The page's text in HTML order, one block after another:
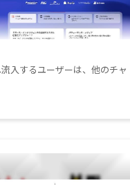
入するユーザーは、他のチャ